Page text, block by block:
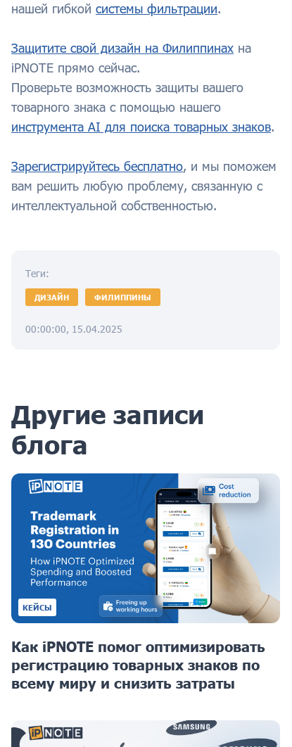
нашей гибкой системы фильтрации.
Защитите свой дизайн на Филиппинах на
iPNOTE прямо сейчас.
Проверьте возможность защиты вашего
товарного знака с помощью нашего
инструмента AI для поиска товарных знаков.
Зарегистрируйтесь бесплатно, и мы поможем
вам решить любую проблему, связанную с
интеллектуальной собственностью.
Теги:
ДИЗАЙН ФИЛИППИНЫ
00:00:00, 15.04.2025
Другие записи
блога
КЕЙСЫ
Как iPNOTE помог оптимизировать
регистрацию товарных знаков по
всему миру и снизить затраты